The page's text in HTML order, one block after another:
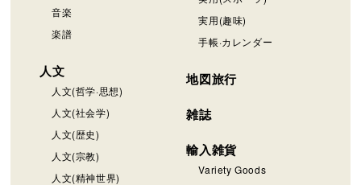
音楽
楽譜
人文
人文(哲学·思想)
人文(社会学)
人文(歴史)
人文(宗教)
人文(精神世界)
実用(趣味)
手帳·カレンダー
地図旅行
雑誌
輸入雑貨
Variety Goods